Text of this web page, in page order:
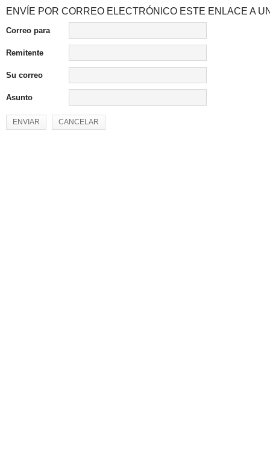
ENVÍE POR CORREO ELECTRÓNICO ESTE ENLACE A
Correo para
Remitente
Su correo
Asunto
ENVIAR CANCELAR